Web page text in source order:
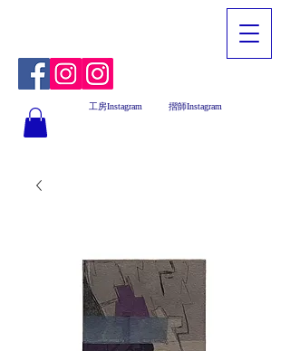
工房Instagram 摺師Instagram